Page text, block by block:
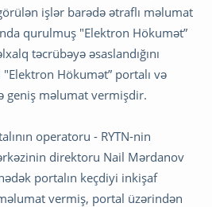
işlər barədə ətraflı məlumat
qurulmuş "Elektron Hökumət”
təcrübəyə əsaslandığını
Hökumət” portalı və
geniş məlumat vermişdir.
operatoru - RYTN-nin
direktoru Nail Mərdanov
portalın keçdiyi inkişaf
vermiş, portal üzərindən